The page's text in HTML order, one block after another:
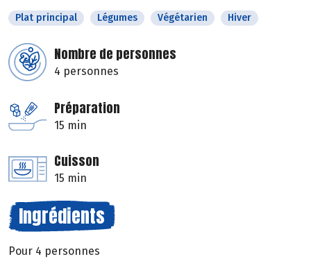
Plat principal Légumes Végétarien Hiver
Nombre de personnes
4 personnes
Préparation
15 min
Cuisson
15 min
Ingrédients
Pour 4 personnes